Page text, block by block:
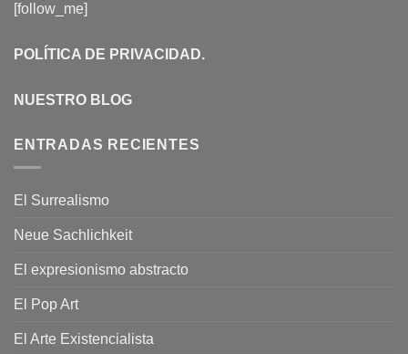
[follow_me]
POLÍTICA DE PRIVACIDAD.
NUESTRO BLOG
ENTRADAS RECIENTES
El Surrealismo
Neue Sachlichkeit
El expresionismo abstracto
El Pop Art
El Arte Existencialista